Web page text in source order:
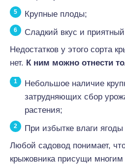
Крупные плоды;
Сладкий вкус и
Недостатков у этого сорта
нет. К ним можно отнести
Небольшое наличие
затрудняющих сбор
растения;
При избытке влаги ягоды
Любой садовод понимает,
крыжовника присущи